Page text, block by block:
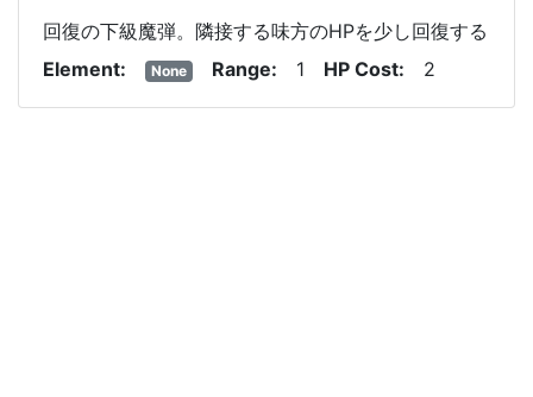
回復の下級魔弾。隣接する味方のHPを少し回復する
Element
None Range 1 HP Cost 2